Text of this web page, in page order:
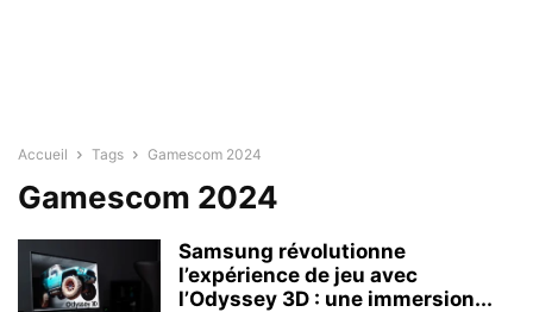
Accueil Tags Gamescom 2024
Gamescom 2024
Samsung révolutionne
l’expérience de jeu avec
l’Odyssey 3D : une immersion...